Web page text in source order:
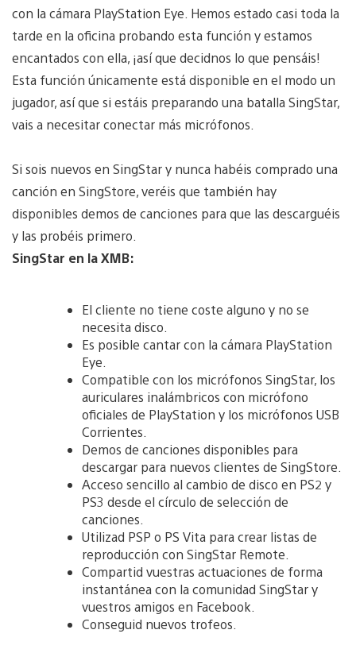
con la cámara PlayStation Eye. Hemos estado casi toda la
tarde en la oficina probando esta función y estamos
encantados con ella, ¡así que decidnos lo que pensáis!
Esta función únicamente está disponible en el modo un
jugador, así que si estáis preparando una batalla SingStar,
vais a necesitar conectar más micrófonos.
Si sois nuevos en SingStar y nunca habéis comprado una
canción en SingStore, veréis que también hay
disponibles demos de canciones para que las descarguéis
y las probéis primero.
SingStar en la XMB:
El cliente no tiene coste alguno y no se
necesita disco.
Es posible cantar con la cámara PlayStation
Eye.
Compatible con los micrófonos SingStar, los
auriculares inalámbricos con micrófono
oficiales de PlayStation y los micrófonos USB
Corrientes.
Demos de canciones disponibles para
descargar para nuevos clientes de SingStore.
Acceso sencillo al cambio de disco en PS2 y
PS3 desde el círculo de selección de
canciones.
Utilizad PSP o PS Vita para crear listas de
reproducción con SingStar Remote.
Compartid vuestras actuaciones de forma
instantánea con la comunidad SingStar y
vuestros amigos en Facebook.
Conseguid nuevos trofeos.